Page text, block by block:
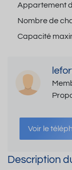
Appartement
Nombre de
Capacité
Voir le
Description